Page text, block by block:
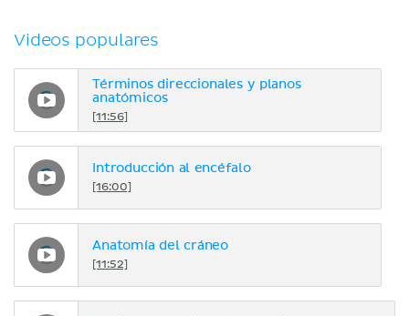
Videos populares
Términos direccionales y planos
anatómicos
[11:56]
Introducción al encéfalo
[16:00]
Anatomía del cráneo
[11:52]